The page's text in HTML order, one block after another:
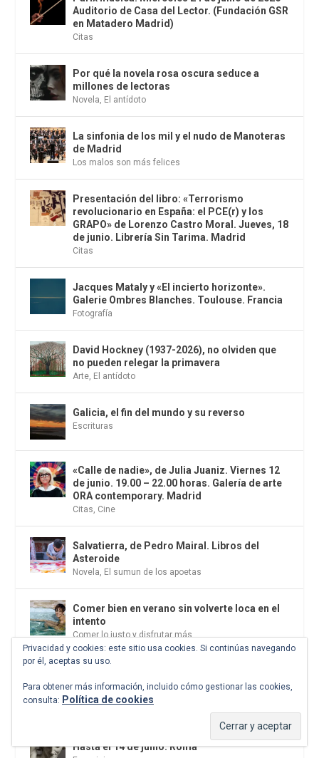
Auditorio de Casa del Lector. (Fundación GSR
en Matadero Madrid)
Citas
Por qué la novela rosa oscura seduce a
millones de lectoras
Novela, El antídoto
La sinfonia de los mil y el nudo de Manoteras
de Madrid
Los malos son más felices
Presentación del libro: «Terrorismo
revolucionario en España: el PCE(r) y los
GRAPO» de Lorenzo Castro Moral. Jueves, 18
de junio. Librería Sin Tarima. Madrid
Citas
Jacques Mataly y «El incierto horizonte».
Galerie Ombres Blanches. Toulouse. Francia
Fotografía
David Hockney (1937-2026), no olviden que
no pueden relegar la primavera
Arte, El antídoto
Galicia, el fin del mundo y su reverso
Escrituras
«Calle de nadie», de Julia Juaniz. Viernes 12
de junio. 19.00 – 22.00 horas. Galería de arte
ORA contemporary. Madrid
Citas, Cine
Salvatierra, de Pedro Mairal. Libros del
Asteroide
Novela, El sumun de los apoetas
Comer bien en verano sin volverte loca en el
intento
Comer lo justo y disfrutar más
de 2026. CCCB. Barcelona
Citas
Bernini y los Barberini. Palazzo Barberini.
Hasta el 14 de junio. Roma
Privacidad y cookies: este sitio usa cookies. Si continúas navegando
por él, aceptas su uso.
Para obtener más información, incluido cómo gestionar las cookies,
consulta: Política de cookies